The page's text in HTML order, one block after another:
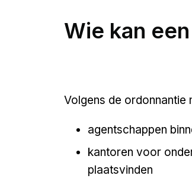
Wie kan
Volgens de ordonnantie
agentschappen
kantoren voor
plaatsvinden